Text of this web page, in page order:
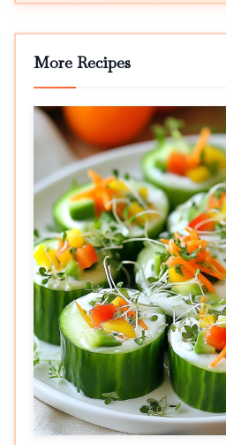
More Recipes